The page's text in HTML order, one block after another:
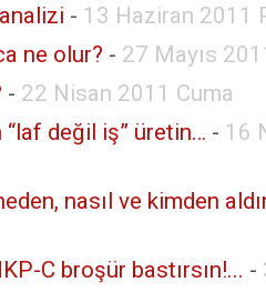
- 13 Haziran 2011
ne olur? - 27 Mayıs
- 22 Nisan 2011 Cuma
“laf değil iş” üretin… - 16
nasıl ve kimden
C broşür bastırsın!... -